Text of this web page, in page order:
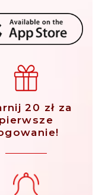
20 zł za
pierwsze